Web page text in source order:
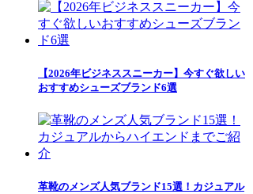
【2026年ビジネススニーカー】今すぐ欲しい
おすすめシューズブランド6選
革靴のメンズ人気ブランド15選！カジュアル